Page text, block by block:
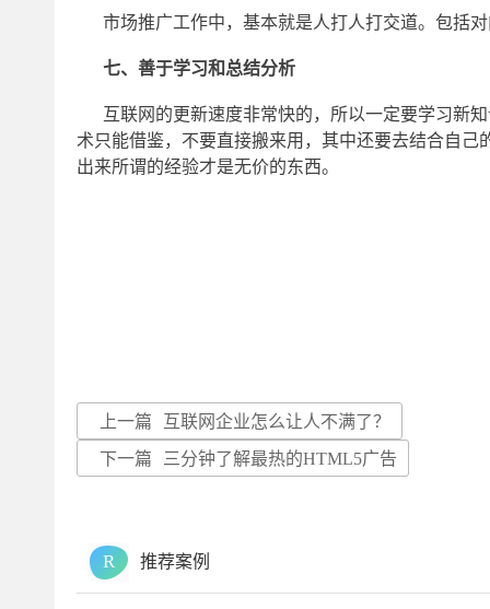
市场推广工作中，基本就是人打人打交道。包括
七、善于学习和总结分析
互联网的更新速度非常快的，所以一定要学习新
术只能借鉴，不要直接搬来用，其中还要去结合自
出来所谓的经验才是无价的东西。
上一篇
互联网企业怎么让人不满了？
下一篇
三分钟了解最热的HTML5广告
R 推荐案例